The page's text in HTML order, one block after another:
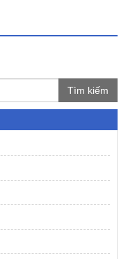
Tìm kiếm